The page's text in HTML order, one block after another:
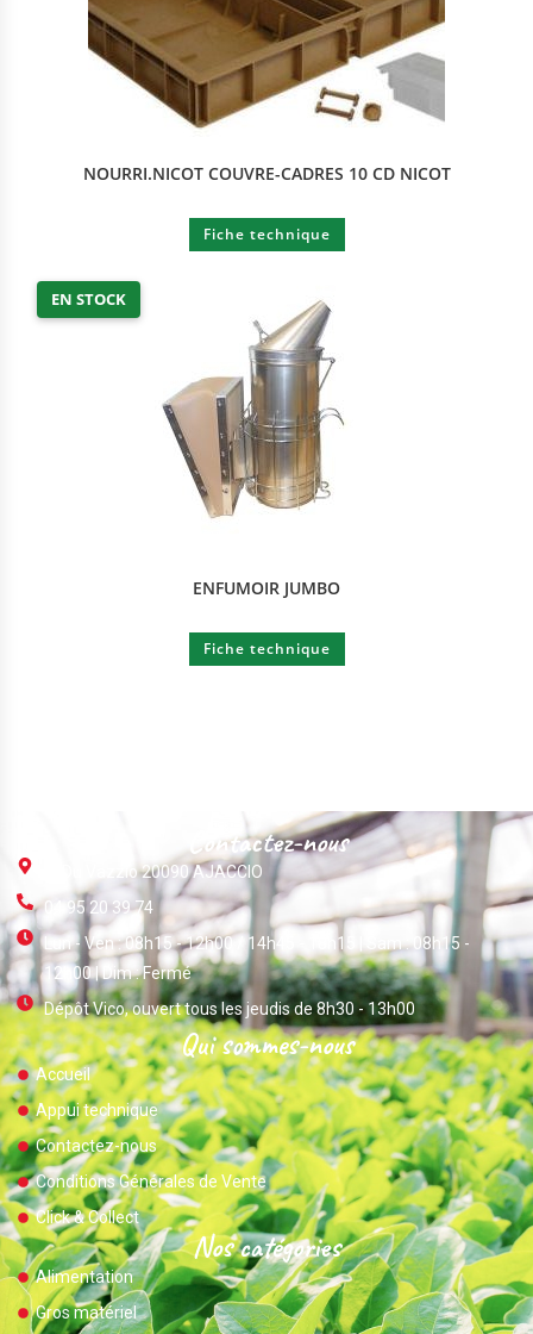
NOURRI.NICOT COUVRE-CADRES 10 CD NICOT
Fiche technique
EN STOCK
ENFUMOIR JUMBO
Fiche technique
Contactez-nous
ZI Du Vazzio 20090 AJACCIO
04 95 20 39 74
Lun - Ven : 08h15 - 12h00 / 14h45 - 18h15 | Sam : 08h15 -
12h00 | Dim : Fermé
Dépôt Vico, ouvert tous les jeudis de 8h30 - 13h00
Qui sommes-nous
Accueil
Appui technique
Contactez-nous
Conditions Générales de Vente
Click & Collect
Nos catégories
Alimentation
Gros matériel